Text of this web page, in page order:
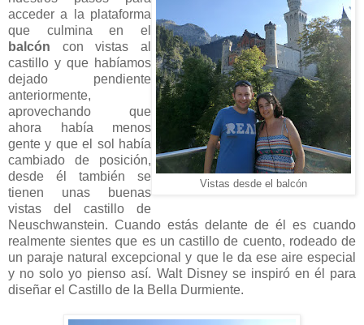
Vistas desde el balcón
acceder a la plataforma
que culmina en el
balcón con vistas al
castillo y que habíamos
dejado pendiente
anteriormente,
aprovechando que
ahora había menos
gente y que el sol había
cambiado de posición,
desde él también se
tienen unas buenas
vistas del castillo de
Neuschwanstein. Cuando estás delante de él es cuando
realmente sientes que es un castillo de cuento, rodeado de
un paraje natural excepcional y que le da ese aire especial
y no solo yo pienso así. Walt Disney se inspiró en él para
diseñar el Castillo de la Bella Durmiente.